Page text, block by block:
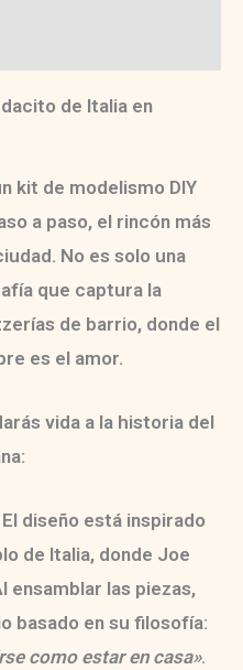
de Italia en
kit de modelismo DIY
a paso, el rincón más
No es solo una
que captura la
de barrio, donde el
es el amor.
vida a la historia del
El diseño está inspirado
de Italia, donde Joe
ensamblar las piezas,
basado en su filosofía:
como estar en casa».